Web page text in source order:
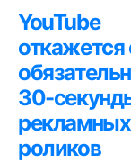
YouTube
откажется
30-
рекламных
роликов